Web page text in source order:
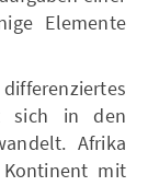
Elemente
sich in den
Afrika
mit